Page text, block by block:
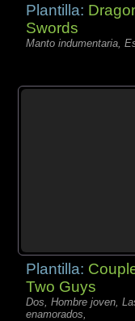
Plantilla:
Swords
Manto indumentaria,
Plantilla:
Two Guys
Dos, Hombre joven,
enamorados,